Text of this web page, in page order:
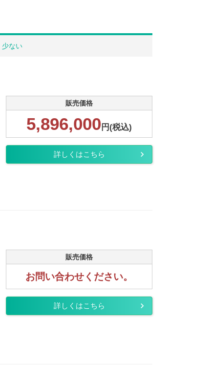
少ない
販売価格
5,896,000 円(税込)
詳しくはこちら
販売価格
お問い合わせください。
詳しくはこちら